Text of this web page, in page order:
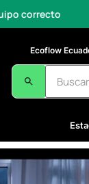
Av. De la
Ecoflow